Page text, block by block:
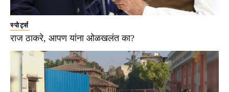
स्पोर्ट्स
राज ठाकरे, आपण यांना ओळखलंत का?